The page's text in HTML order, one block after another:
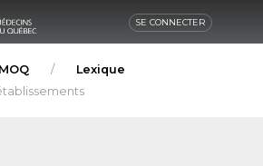
SE CONNECTER
Lexique